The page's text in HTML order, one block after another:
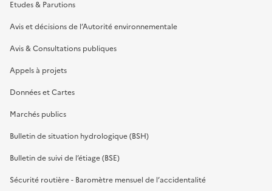
Etudes & Parutions
Avis et décisions de l’Autorité environnementale
Avis & Consultations publiques
Appels à projets
Données et Cartes
Marchés publics
Bulletin de situation hydrologique (BSH)
Bulletin de suivi de l’étiage (BSE)
Sécurité routière - Baromètre mensuel de l’accidentalité